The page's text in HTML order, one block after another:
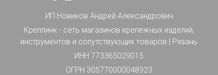
ИП Новиков Андрей Александрович
Креплинк - сеть магазинов крепежных изделий,
инструментов и сопутствующих товаров | Рязань
ИНН 773365029015
ОГРН 305770000048923